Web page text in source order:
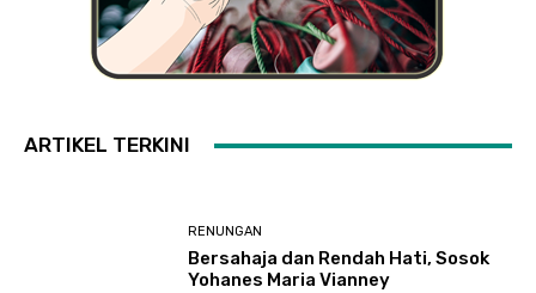
ARTIKEL TERKINI
RENUNGAN
Bersahaja dan Rendah Hati, Sosok
Yohanes Maria Vianney